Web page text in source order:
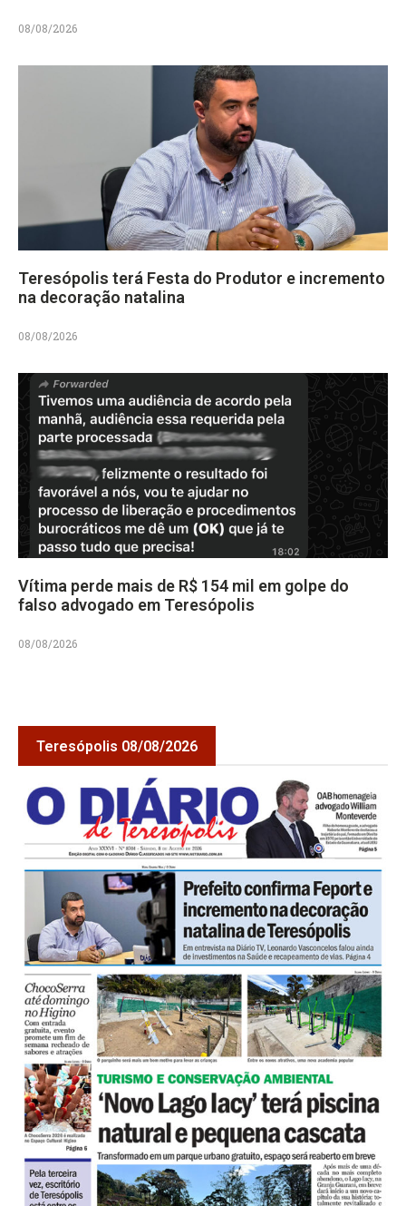
08/08/2026
Teresópolis terá Festa do Produtor e incremento
na decoração natalina
08/08/2026
Vítima perde mais de R$ 154 mil em golpe do
falso advogado em Teresópolis
08/08/2026
Teresópolis 08/08/2026